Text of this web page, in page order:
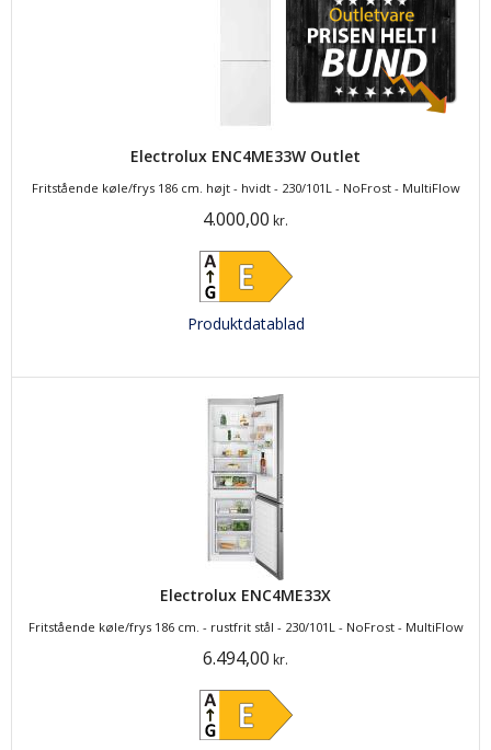
Electrolux ENC4ME33W Outlet
Fritstående køle/frys 186 cm. højt - hvidt - 230/101L - NoFrost - MultiFlow
4.000,00 kr.
Produktdatablad
Electrolux ENC4ME33X
Fritstående køle/frys 186 cm. - rustfrit stål - 230/101L - NoFrost - MultiFlow
6.494,00 kr.